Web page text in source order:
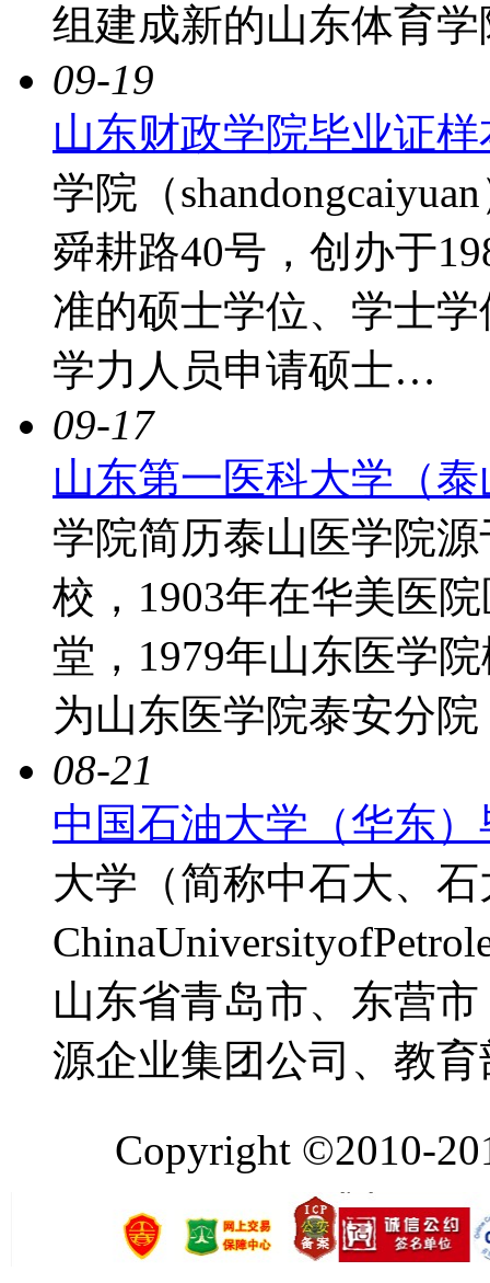
组建成新的山东体育
09-19
山东财政学院毕业证样
学院（
舜耕路40号，创办于
准的硕士学位、学士
学力人员申请硕士…
09-17
山东第一医科大学（
学院简历泰山医学院
校，1903年在华美医
堂，1979年山东医学
为山东医学院泰安分
08-21
中国石油大学（华东
大学（简称中石大、石
山东省青岛市、东营
源企业集团公司、教
Copyright ©2010-